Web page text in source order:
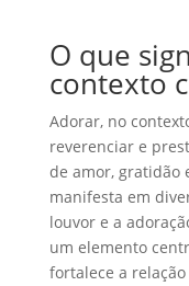
O que
contexto
Adorar, no
reverenciar e
de amor, gratidão
manifesta em
louvor e a
um elemento
fortalece a